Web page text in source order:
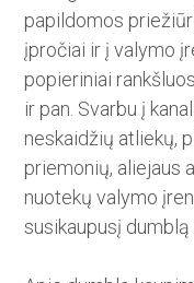
papildomos
įpročiai ir į valymo
popieriniai
ir pan. Svarbu į
neskaidžių atliekų,
priemonių, aliejaus
nuotekų valymo
susikaupusį